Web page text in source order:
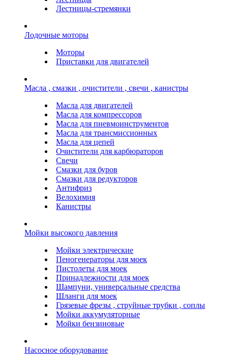
Лестницы-стремянки
Лодочные моторы
Моторы
Приставки для двигателей
Масла , смазки , очистители , свечи , канистры
Масла для двигателей
Масла для компрессоров
Масла для пневмоинструментов
Масла для трансмиссионных
Масла для цепей
Очистители для карбюраторов
Свечи
Смазки для буров
Смазки для редукторов
Антифриз
Велохимия
Канистры
Мойки высокого давления
Мойки электрические
Пеногенераторы для моек
Пистолеты для моек
Принадлежности для моек
Шампуни, универсальные средства
Шланги для моек
Грязевые фрезы , струйные трубки , соплы
Мойки аккумуляторные
Мойки бензиновые
Насосное оборудование